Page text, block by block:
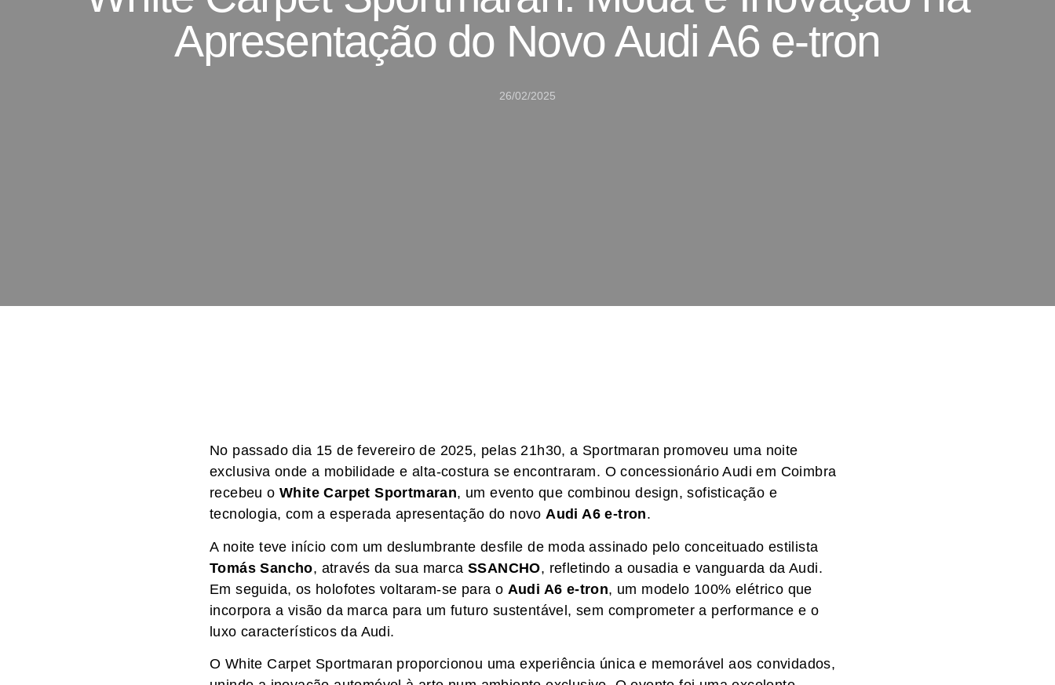
Apresentação do Novo Audi A6 e-tron
26/02/2025
No passado dia 15 de fevereiro de 2025, pelas 21h30, a Sportmaran promoveu uma noite
exclusiva onde a mobilidade e alta-costura se encontraram. O concessionário Audi em Coimbra
recebeu oWhite Carpet Sportmaran, um evento que combinou design, sofisticação e
tecnologia, com a esperada apresentação do novoAudi A6 e-tron.
A noite teve início com um deslumbrante desfile de moda assinado pelo conceituado estilista
Tomás Sancho, através da sua marcaSSANCHO, refletindo a ousadia e vanguarda da Audi.
Em seguida, os holofotes voltaram-se para o Audi A6 e-tron, um modelo 100% elétrico que
incorpora a visão da marca para um futuro sustentável, sem comprometer a performance e o
luxo característicos da Audi.
O White Carpet Sportmaran proporcionou uma experiência única e memorável aos convidados,